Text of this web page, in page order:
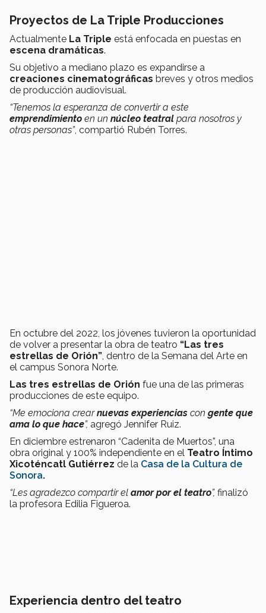
Proyectos de La Triple Producciones
Actualmente La Triple está enfocada en puestas en
escena dramáticas.
Su objetivo a mediano plazo es expandirse a
creaciones cinematográficas breves y otros medios
de producción audiovisual.
“Tenemos la esperanza de convertir a este
emprendimiento en un núcleo teatral para nosotros y
otras personas”, compartió Rubén Torres.
En octubre del 2022, los jóvenes tuvieron la oportunidad
de volver a presentar la obra de teatro “Las tres
estrellas de Orión”, dentro de la Semana del Arte en
el campus Sonora Norte.
Las tres estrellas de Orión fue una de las primeras
producciones de este equipo.
“Me emociona crearnuevas experiencias con gente que
ama lo que hace”, agregó Jennifer Ruiz.
En diciembre estrenaron “Cadenita de Muertos”, una
obra original y 100% independiente en el Teatro Íntimo
Xicoténcatl Gutiérrez de la Casa de la Cultura de
Sonora.
“Les agradezco compartir el amor por el teatro”, finalizó
la profesora Edilia Figueroa.
Experiencia dentro del teatro